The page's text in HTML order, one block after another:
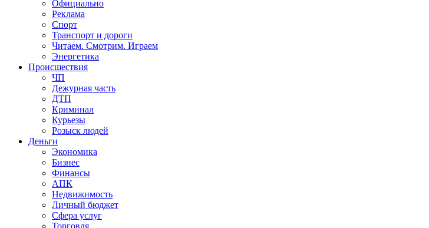
Официально
Реклама
Спорт
Транспорт и дороги
Читаем. Смотрим. Играем
Энергетика
Происшествия
ЧП
Дежурная часть
ДТП
Криминал
Курьезы
Розыск людей
Деньги
Экономика
Бизнес
Финансы
АПК
Недвижимость
Личный бюджет
Сфера услуг
Торговля